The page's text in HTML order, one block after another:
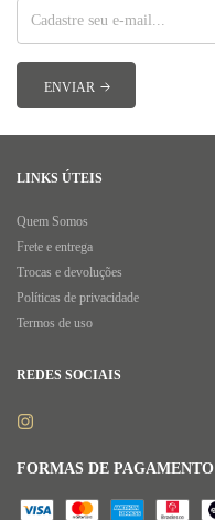
LINKS ÚTEIS
Quem Somos
Frete e entrega
Trocas e devoluções
Políticas de privacidade
Termos de uso
REDES SOCIAIS
FORMAS DE PAGAMENTO